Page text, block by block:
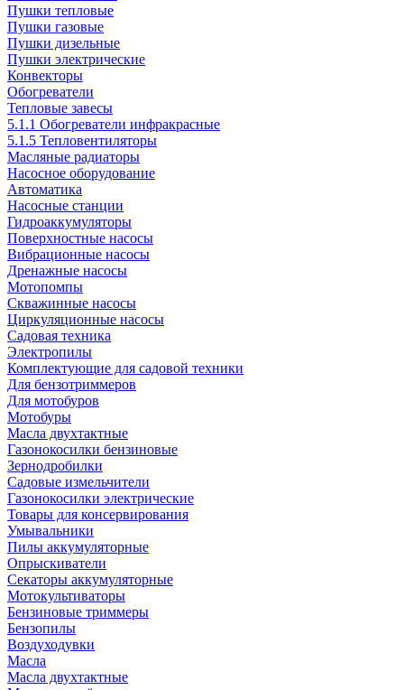
Пушки тепловые
Пушки газовые
Пушки дизельные
Пушки электрические
Конвекторы
Обогреватели
Тепловые завесы
5.1.1 Обогреватели инфракрасные
5.1.5 Тепловентиляторы
Масляные радиаторы
Насосное оборудование
Автоматика
Насосные станции
Гидроаккумуляторы
Поверхностные насосы
Вибрационные насосы
Дренажные насосы
Мотопомпы
Скважинные насосы
Циркуляционные насосы
Садовая техника
Электропилы
Комплектующие для садовой техники
Для бензотриммеров
Для мотобуров
Мотобуры
Масла двухтактные
Газонокосилки бензиновые
Зернодробилки
Садовые измельчители
Газонокосилки электрические
Товары для консервирования
Умывальники
Пилы аккумуляторные
Опрыскиватели
Секаторы аккумуляторные
Мотокультиваторы
Бензиновые триммеры
Бензопилы
Воздуходувки
Масла
Масла двухтактные